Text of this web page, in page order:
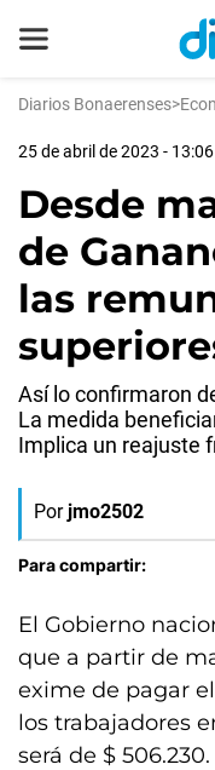
Diarios Bonaerenses>
25 de abril de 2023 - 13:06
Desde
de
las
Así lo confirmaron
La medida
Implica un reajuste
Por jmo2502
Para compartir:
El Gobierno
que a partir de
exime de pagar
los trabajadores
será de $